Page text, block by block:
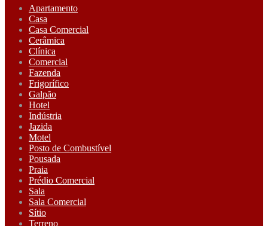
Apartamento
Casa
Casa Comercial
Cerâmica
Clínica
Comercial
Fazenda
Frigorífico
Galpão
Hotel
Indústria
Jazida
Motel
Posto de Combustível
Pousada
Praia
Prédio Comercial
Sala
Sala Comercial
Sítio
Terreno